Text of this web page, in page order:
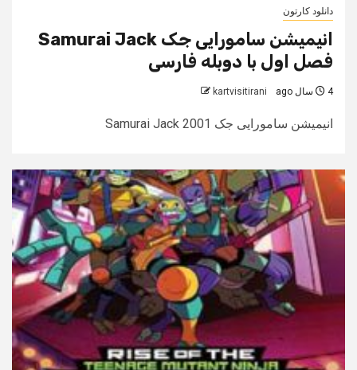
دانلود کارتون
انیمیشن سامورایی جک Samurai Jack
فصل اول با دوبله فارسی
4 سال ago kartvisitirani
انیمیشن سامورایی جک Samurai Jack 2001